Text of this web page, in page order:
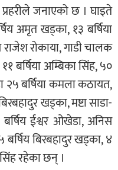
जनाएको छ । घाइते
अमृत खड्का, १३ बर्षिया
राजेश रोकाया, गाडी चालक
बर्षिया अम्बिका सिंह, ५०
२५ बर्षिया कमला कठायत,
खड्का, मष्टा साडा-
ईश्वर ओखेडा, अनिस
बिरबहादुर खड्का, ४
सिंह रहेका छन् ।